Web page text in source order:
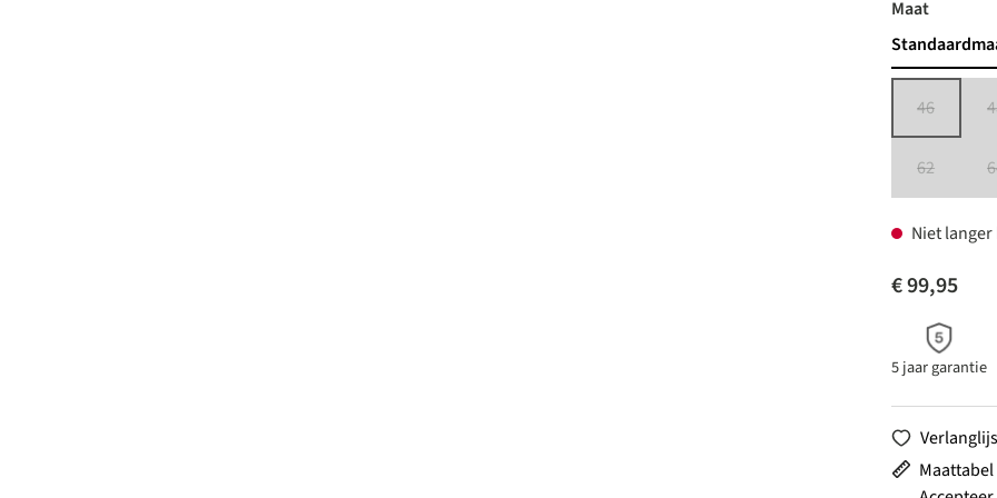
Maat
46(Deze
62
Niet
€ 99,95
5 jaar garantie
Maattabel